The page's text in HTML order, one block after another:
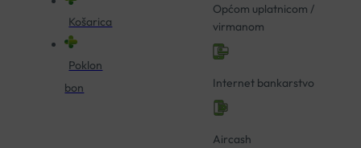
Košarica
Poklon
bon
Općom uplatnicom /
virmanom
Internet bankarstvo
Aircash